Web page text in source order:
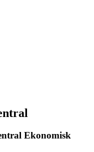
Ekonomisk